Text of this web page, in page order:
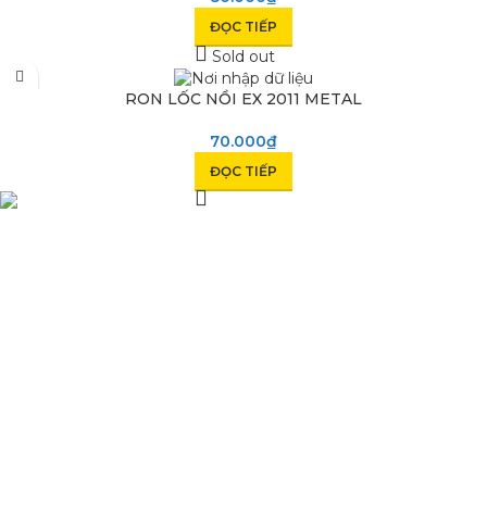
ĐỌC TIẾP
Sold out
RON LỐC NỒI EX 2011 METAL
70.000₫
ĐỌC TIẾP